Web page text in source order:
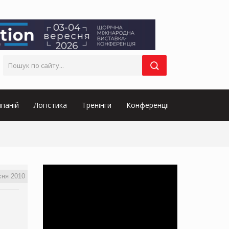
Логістика Тренінги Конференції
2010